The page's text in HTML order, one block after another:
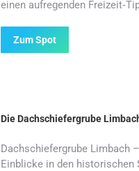
einen aufregenden
Zum Spot
Die Dachschiefergrube
Dachschiefergrube Limbach
Einblicke in den historischen